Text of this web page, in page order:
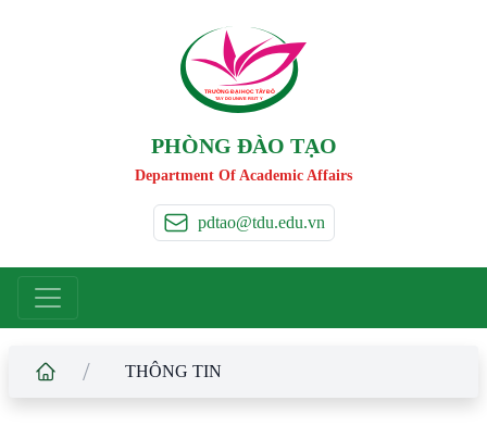
TRƯỜNG ĐẠI HỌC TÂY ĐÔ
TAY DO UNIVERSIT Y
PHÒNG ĐÀO TẠO
Department Of Academic Affairs
pdtao@tdu.edu.vn
/ THÔNG TIN